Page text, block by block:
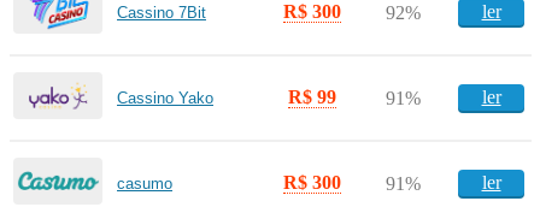
Cassino 7Bit R$ 300 92% ler
Cassino Yako R$ 99 91% ler
casumo R$ 300 91% ler